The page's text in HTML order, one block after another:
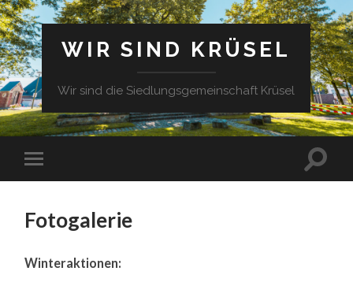
WIR SIND KRÜSEL
Wir sind die Siedlungsgemeinschaft Krüsel
Fotogalerie
Winteraktionen: